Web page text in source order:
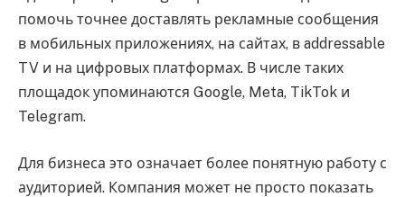
помочь точнее доставлять рекламные сообщения
в мобильных приложениях, на сайтах, в addressable
TV и на цифровых платформах. В числе таких
площадок упоминаются Google, Meta, TikTok и
Telegram.
Для бизнеса это означает более понятную работу с
аудиторией. Компания может не просто показать